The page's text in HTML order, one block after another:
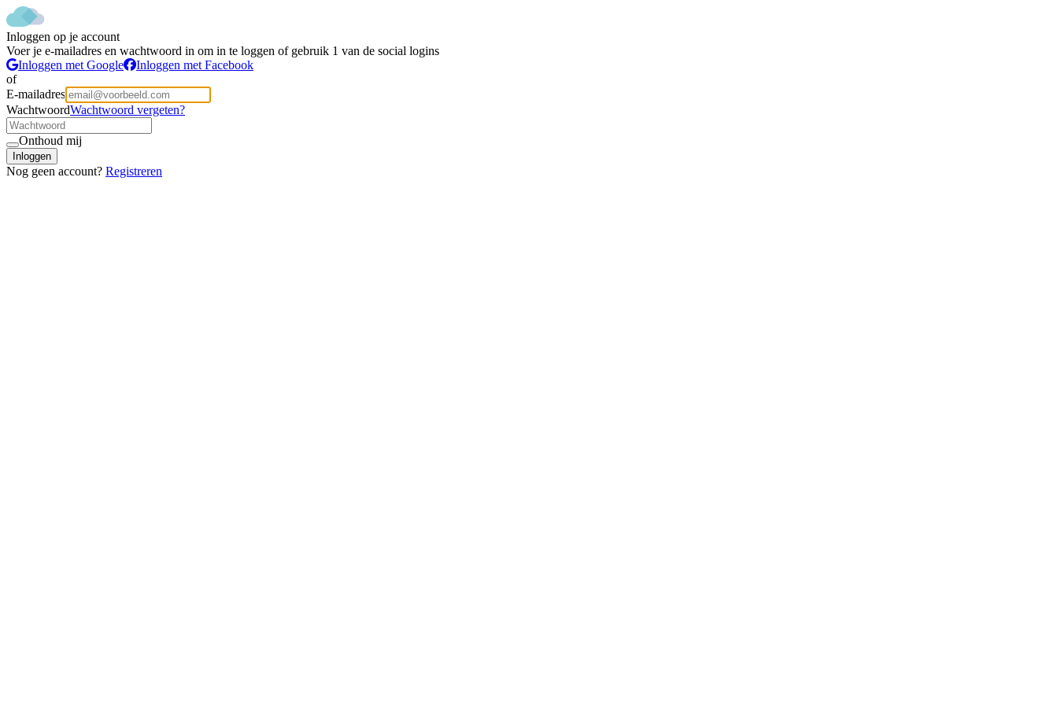
Inloggen op je account
Voer je e-mailadres en wachtwoord in om in te loggen of gebruik 1 van de social logins
Inloggen met Google
Inloggen met Facebook
of
E-mailadres
WachtwoordWachtwoord vergeten?
Onthoud mij
Inloggen
Nog geen account? Registreren